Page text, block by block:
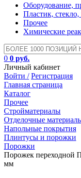
Оборудование,
Пластик,
Прочее
Химические
0 0 руб.
Личный кабинет
Войти / Регистрация
Главная страница
Каталог
Прочее
Стройматериалы
Отделочные
Напольные покрытия
Плинтусы и порожки
Порожки
Порожек переходной
мм